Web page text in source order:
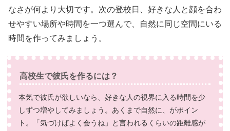
なさが何より大切です。次の登校日、好きな人と顔を合わ
せやすい場所や時間を一つ選んで、自然に同じ空間にいる
時間を作ってみましょう。
高校生で彼氏を作るには？
本気で彼氏が欲しいなら、好きな人の視界に入る時間を少
しずつ増やしてみましょう。あくまで自然に、がポイン
ト。「気づけばよく会うね」と言われるくらいの距離感が